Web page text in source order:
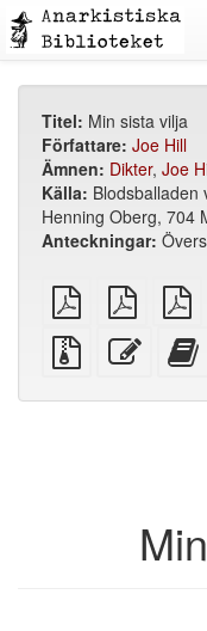
Titel: Min sista vilja
Författare: Joe Hill
Ämnen: Dikter, Joe
Källa: Blodsballaden
Henning Oberg, 704
Anteckningar:
plain
PDF
A4
imposed
PDF
Källfiler
med
Redigera
denna